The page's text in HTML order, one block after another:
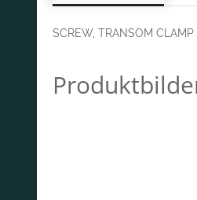
SCREW, TRANSOM CLAMP